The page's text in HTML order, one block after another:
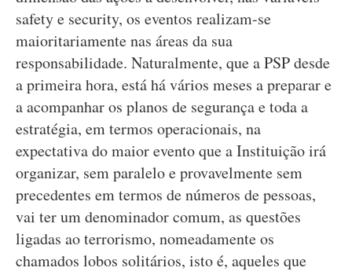
safety e security, os eventos realizam-se
maioritariamente nas áreas da sua
responsabilidade. Naturalmente, que a PSP desde
a primeira hora, está há vários meses a preparar e
a acompanhar os planos de segurança e toda a
estratégia, em termos operacionais, na
expectativa do maior evento que a Instituição irá
organizar, sem paralelo e provavelmente sem
precedentes em termos de números de pessoas,
vai ter um denominador comum, as questões
ligadas ao terrorismo, nomeadamente os
chamados lobos solitários, isto é, aqueles que